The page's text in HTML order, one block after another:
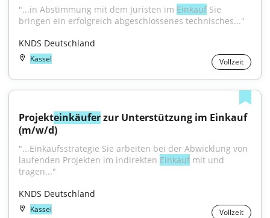
"...in Abstimmung mit dem Juristen im Einkauf Sie
bringen ein erfolgreich abgeschlossenes technisches..."
KNDS Deutschland
Kassel Vollzeit
Projekteinkäufer zur Unterstützung im Einkauf
(m/w/d)
"...Einkaufsstrategie Sie arbeiten bei der Abwicklung von
laufenden Projekten im indirekten Einkauf mit und
tragen..."
KNDS Deutschland
Kassel Vollzeit